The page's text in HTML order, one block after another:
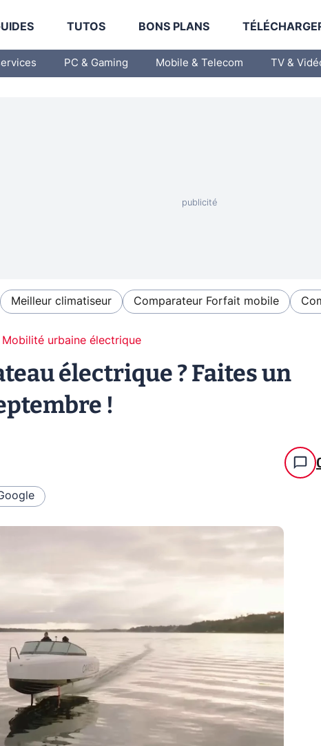
TUTOS BONS PLANS
PC & Gaming Mobile & Telecom TV &
Meilleur climatiseur Comparateur Forfait mobile
Mobilité urbaine électrique
électrique ? Faites un
!